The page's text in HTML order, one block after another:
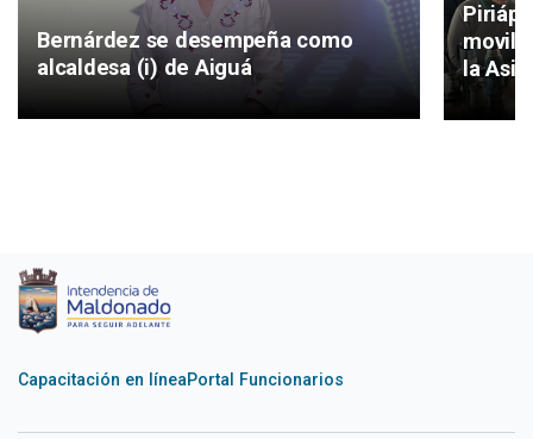
Bernárdez se desempeña como
alcaldesa (i) de Aiguá
la
Capacitación en líneaPortal Funcionarios